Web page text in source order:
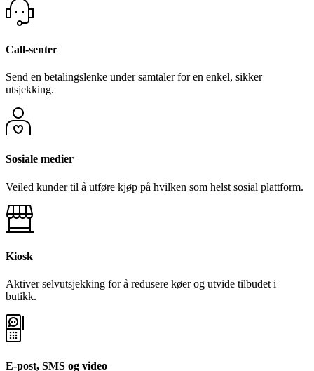
Call-senter
Send en betalingslenke under samtaler for en enkel, sikker
utsjekking.
Sosiale medier
Veiled kunder til å utføre kjøp på hvilken som helst sosial plattform.
Kiosk
Aktiver selvutsjekking for å redusere køer og utvide tilbudet i
butikk.
E-post, SMS og video